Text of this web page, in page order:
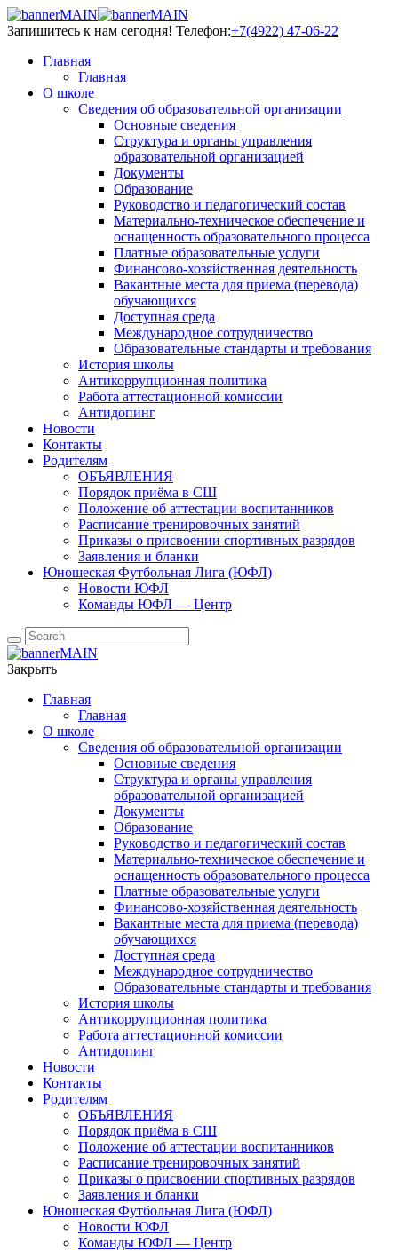
Запишитесь к нам сегодня! Телефон:+7(4922) 47-06-22
Главная
Главная
О школе
Сведения об образовательной организации
Основные сведения
Структура и органы управления
образовательной организацией
Документы
Образование
Руководство и педагогический состав
Материально-техническое обеспечение и
оснащенность образовательного процесса
Платные образовательные услуги
Финансово-хозяйственная деятельность
Вакантные места для приема (перевода)
обучающихся
Доступная среда
Международное сотрудничество
Образовательные стандарты и требования
История школы
Антикоррупционная политика
Работа аттестационной комиссии
Антидопинг
Новости
Контакты
Родителям
ОБЪЯВЛЕНИЯ
Порядок приёма в СШ
Положение об аттестации воспитанников
Расписание тренировочных занятий
Приказы о присвоении спортивных разрядов
Заявления и бланки
Юношеская Футбольная Лига (ЮФЛ)
Новости ЮФЛ
Команды ЮФЛ — Центр
Закрыть
Главная
Главная
О школе
Сведения об образовательной организации
Основные сведения
Структура и органы управления
образовательной организацией
Документы
Образование
Руководство и педагогический состав
Материально-техническое обеспечение и
оснащенность образовательного процесса
Платные образовательные услуги
Финансово-хозяйственная деятельность
Вакантные места для приема (перевода)
обучающихся
Доступная среда
Международное сотрудничество
Образовательные стандарты и требования
История школы
Антикоррупционная политика
Работа аттестационной комиссии
Антидопинг
Новости
Контакты
Родителям
ОБЪЯВЛЕНИЯ
Порядок приёма в СШ
Положение об аттестации воспитанников
Расписание тренировочных занятий
Приказы о присвоении спортивных разрядов
Заявления и бланки
Юношеская Футбольная Лига (ЮФЛ)
Новости ЮФЛ
Команды ЮФЛ — Центр